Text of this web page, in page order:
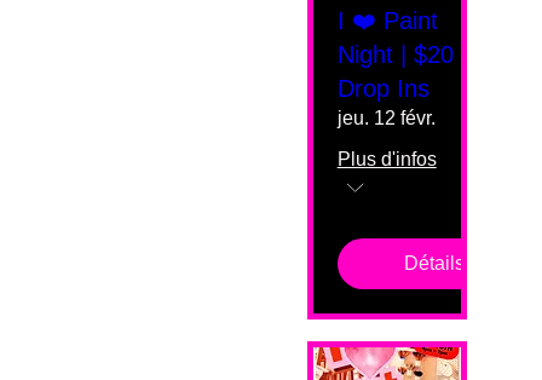
I ❤️ Paint
Night | $20
Drop Ins
jeu. 12 févr.
Plus d'infos
Détails